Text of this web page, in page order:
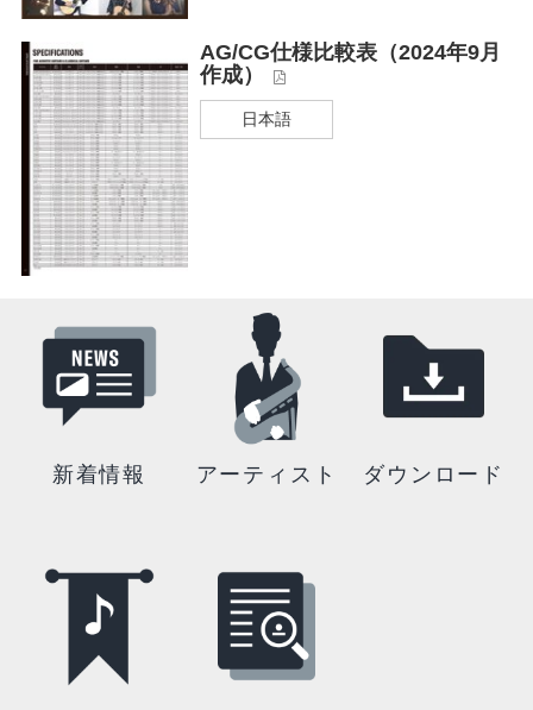
AG/CG仕様比較表（2024年9月
作成）
日本語
新着情報 アーティスト ダウンロード